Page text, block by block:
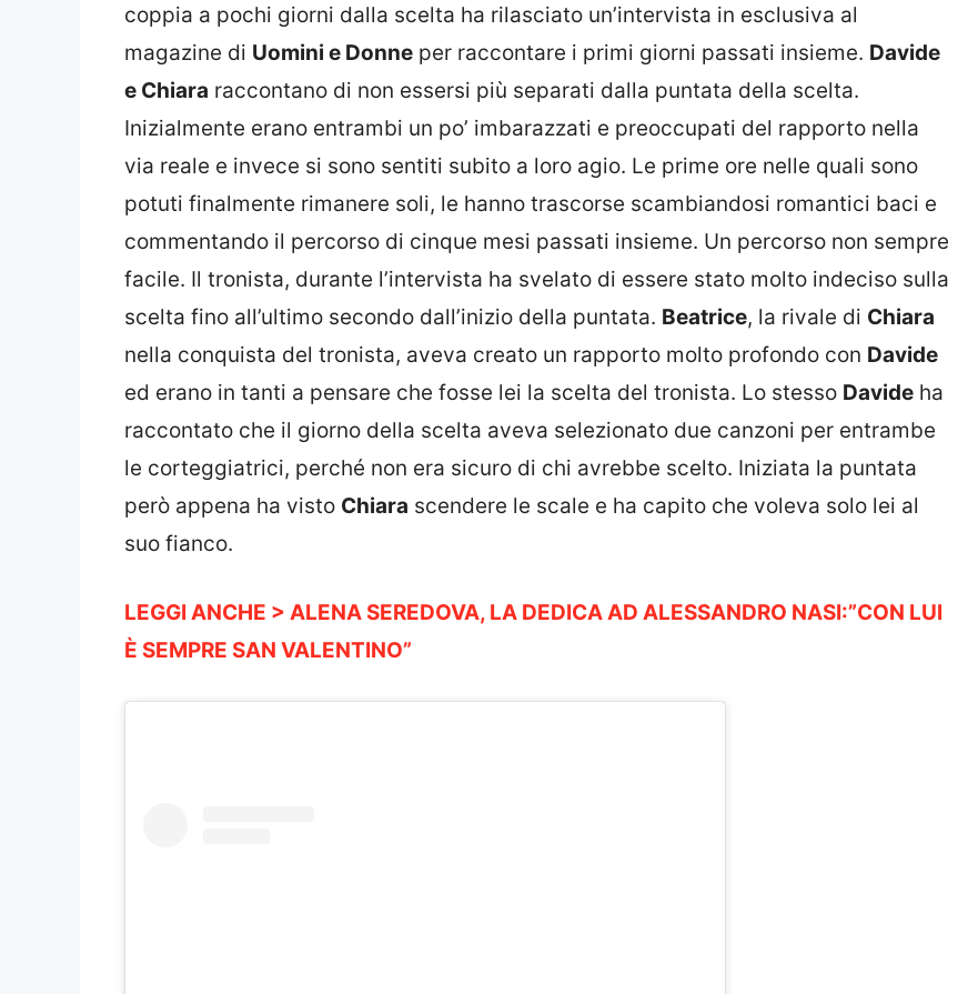
coppia a pochi giorni dalla scelta ha rilasciato un’intervista in esclusiva al
magazine di Uomini e Donne per raccontare i primi giorni passati insieme. Davide
e Chiara raccontano di non essersi più separati dalla puntata della scelta.
Inizialmente erano entrambi un po’ imbarazzati e preoccupati del rapporto nella
via reale e invece si sono sentiti subito a loro agio. Le prime ore nelle quali sono
potuti finalmente rimanere soli, le hanno trascorse scambiandosi romantici baci e
commentando il percorso di cinque mesi passati insieme. Un percorso non sempre
facile. Il tronista, durante l’intervista ha svelato di essere stato molto indeciso sulla
scelta fino all’ultimo secondo dall’inizio della puntata. Beatrice, la rivale di Chiara
nella conquista del tronista, aveva creato un rapporto molto profondo con Davide
ed erano in tanti a pensare che fosse lei la scelta del tronista. Lo stesso Davide ha
raccontato che il giorno della scelta aveva selezionato due canzoni per entrambe
le corteggiatrici, perché non era sicuro di chi avrebbe scelto. Iniziata la puntata
però appena ha visto Chiara scendere le scale e ha capito che voleva solo lei al
suo fianco.
LEGGI ANCHE > ALENA SEREDOVA, LA DEDICA AD ALESSANDRO NASI:”CON LUI
È SEMPRE SAN VALENTINO”